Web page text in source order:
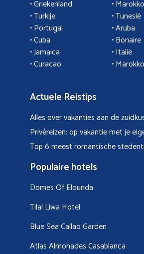
• Griekenland
• Turkije
•Portugal
•Cuba
•Jamaica
• Curacao
•Marokko
• Tunesië
•Aruba
• Bonaire
•Italië
•Marokko
Actuele Reistips
Alles over vakanties aan de
Privéreizen: op vakantie met je
Top 6 meest romantische
Populaire hotels
Domes Of Elounda
Tilal Liwa Hotel
Blue Sea Callao Garden
Atlas Almohades Casablanca